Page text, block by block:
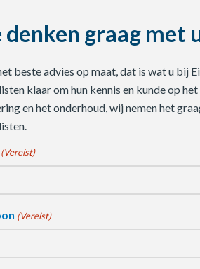
denken graag met
beste advies op maat, dat is wat u bij
klaar om hun kennis en kunde op
en het onderhoud, wij nemen het
(Vereist)
(Vereist)